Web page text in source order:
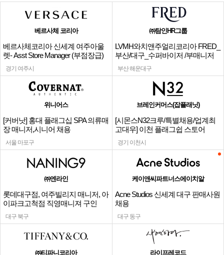
베르사체 코리아
베르사체코리아 신세계 여주아울
렛- Asst Store Manager (부점장급)
채용
경기 여주시
㈜탐인HR그룹
LVMH와치앤주얼리코리아 FRED_
부산/대구_수퍼바이저 /부매니저
채용
부산 해운대구
위니어스
[커버낫] 홍대 플래그십 SPA 의류매
장 매니저,시니어 채용
서울 마포구
브레인커머스(잡플래닛)
[시몬스N32크루/특별채용/업계최
고대우] 이천 플래그쉽 스토어
경기 이천시
㈜엔라인
롯데대구점, 여주빌리지 매니저, 아
이파크고척점 직영매니져 구인
대구 북구
케이앤씨파트너스에이치알
Acne Studios 신세계 대구 판매사원
채용
대구 동구
㈜티파니코리아 라이프레코드